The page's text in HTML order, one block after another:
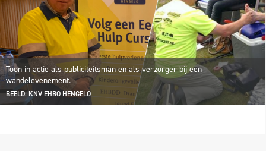
Toon in actie als publiciteitsman en als verzorger bij een
wandelevenement.
BEELD: KNV EHBO HENGELO